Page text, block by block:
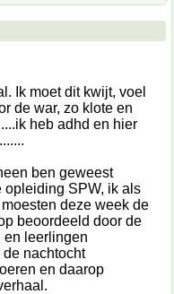
Ik moet dit kwijt, voel
de war, zo klote en
heb adhd en hier
ben geweest
opleiding SPW, ik als
deze week de
beoordeeld door de
en leerlingen
nachtocht
en daarop